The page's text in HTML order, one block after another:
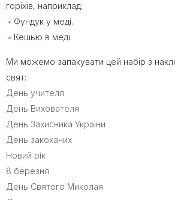
горіхів, наприклад:
Фундук у меді.
Кешью в меді.
Ми можемо запакувати цей набір з
свят:
День учителя
День Вихователя
День Захисника України
День закоханих
Новий рік
8 березня
День Святого Миколая